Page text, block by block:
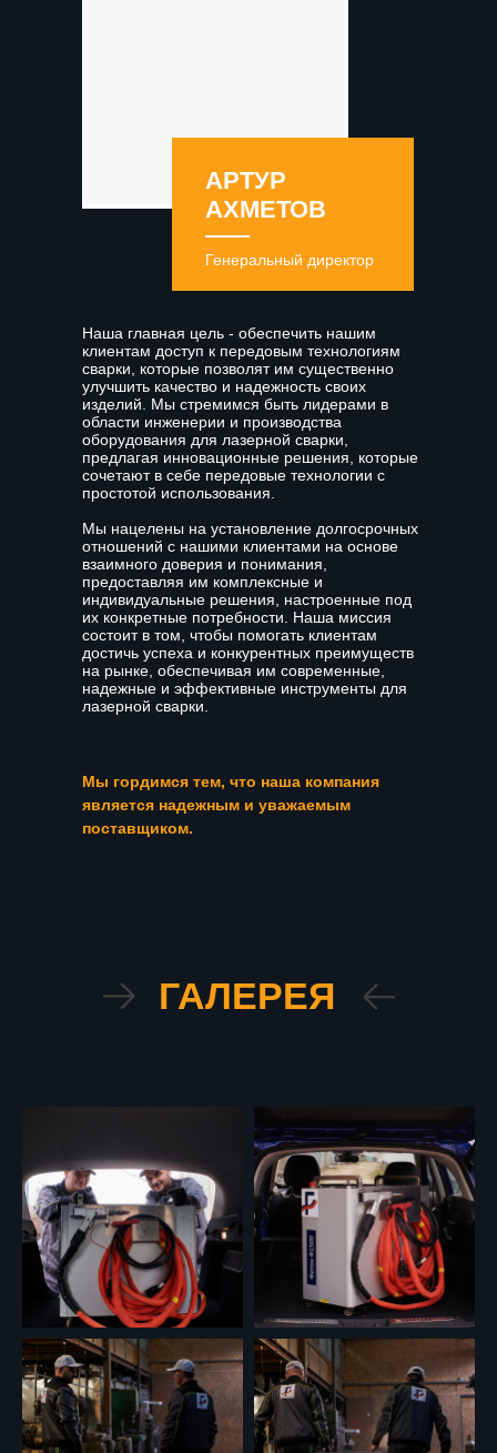
Наша главная цель - обеспечить нашим
клиентам доступ к передовым технологиям
сварки, которые позволят им существенно
улучшить качество и надежность своих
изделий. Мы стремимся быть лидерами в
области инженерии и производства
оборудования для лазерной сварки,
предлагая инновационные решения, которые
сочетают в себе передовые технологии с
простотой использования.
Мы нацелены на установление долгосрочных
отношений с нашими клиентами на основе
взаимного доверия и понимания,
предоставляя им комплексные и
индивидуальные решения, настроенные под
их конкретные потребности. Наша миссия
состоит в том, чтобы помогать клиентам
достичь успеха и конкурентных преимуществ
на рынке, обеспечивая им современные,
надежные и эффективные инструменты для
лазерной сварки.
Генеральный директор
АРТУР
АХМЕТОВ
Мы гордимся тем, что наша компания
является надежным и уважаемым
поставщиком.
ГАЛЕРЕЯ